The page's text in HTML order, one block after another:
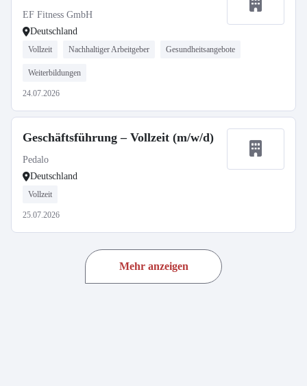
EF Fitness GmbH
Deutschland
Vollzeit Nachhaltiger Arbeitgeber Gesundheitsangebote
Weiterbildungen
24.07.2026
Geschäftsführung – Vollzeit (m/w/d)
Pedalo
Deutschland
Vollzeit
25.07.2026
Mehr anzeigen